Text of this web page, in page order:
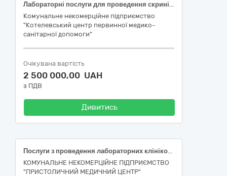
Лабораторні послуги для проведення скринінгів здоров’я осіб віком від 40 років
Комунальне некомерційне підприємство
"Котелевський центр первинної медико-
санітарної допомоги"
Очікувана вартість
2 500 000,00 UAH
з ПДВ
Дивитись
Послуги з проведення лабораторних клініко-діагностичних досліджень .
КОМУНАЛЬНЕ НЕКОМЕРЦІЙНЕ ПІДПРИЄМСТВО
"ПРИСТОЛИЧНИЙ МЕДИЧНИЙ ЦЕНТР"